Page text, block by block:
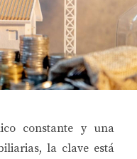
constante y una
la clave está